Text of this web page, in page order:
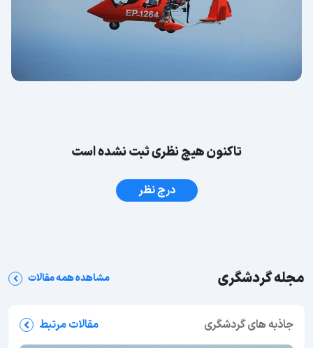
تاکنون هیچ نظری ثبت نشده است
درج نظر
مجله گردشگری مشاهده همه مقالات
جاذبه های گردشگری مقالات مرتبط